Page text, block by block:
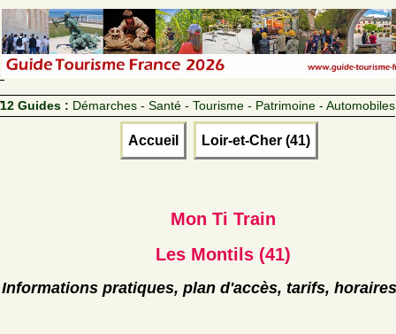
12 Guides : Démarches - Santé - Tourisme - Patrimoine - Automobiles
Accueil Loir-et-Cher (41)
Mon Ti Train
Les Montils (41)
Informations pratiques, plan d'accès, tarifs, horaires